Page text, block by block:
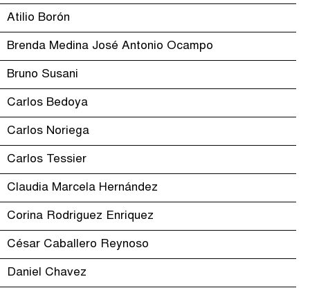
Atilio Borón
Brenda Medina José Antonio Ocampo
Bruno Susani
Carlos Bedoya
Carlos Noriega
Carlos Tessier
Claudia Marcela Hernández
Corina Rodriguez Enriquez
César Caballero Reynoso
Daniel Chavez